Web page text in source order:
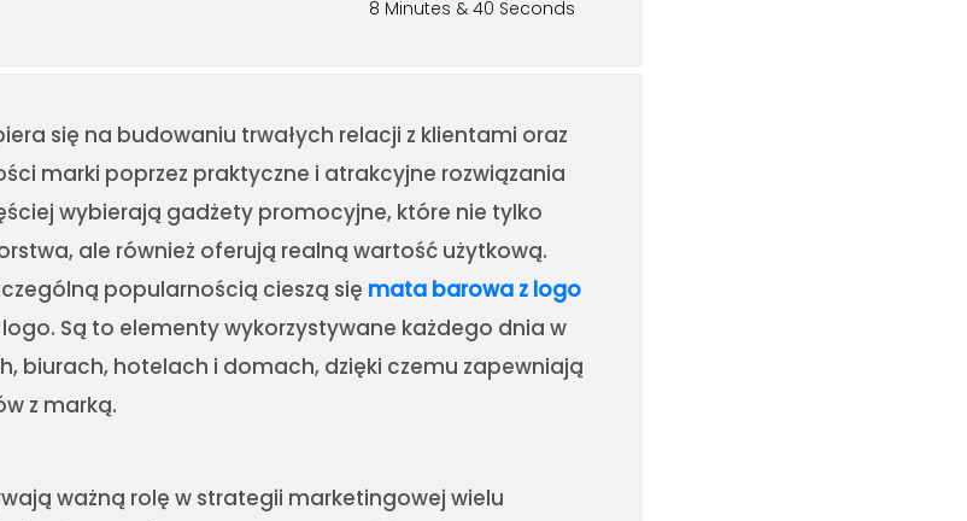
8 Minutes & 40 Seconds
się na budowaniu trwałych relacji z klientami oraz
marki poprzez praktyczne i atrakcyjne rozwiązania
wybierają gadżety promocyjne, które nie tylko
ale również oferują realną wartość użytkową.
popularnością cieszą się mata barowa z logo
Są to elementy wykorzystywane każdego dnia w
biurach, hotelach i domach, dzięki czemu zapewniają
z marką.
ważną rolę w strategii marketingowej wielu